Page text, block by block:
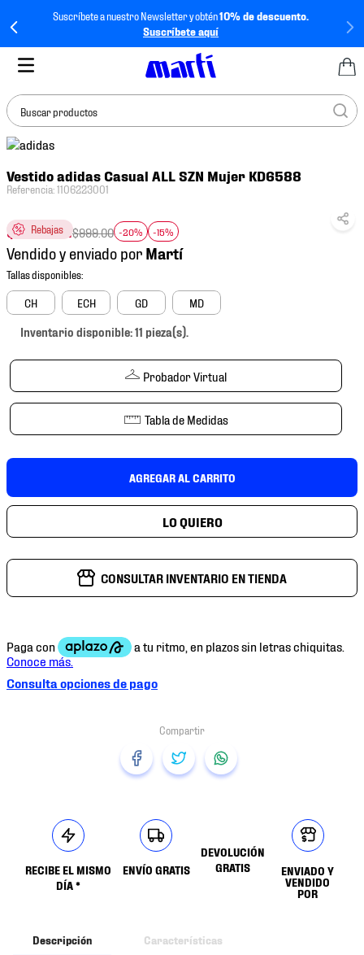
Suscríbete a nuestro Newsletter y obtén10% de descuento.
Suscríbete aquí
Buscar productos
Vestido adidas Casual ALL SZN Mujer KD6588
Referencia:1106223001
Rebajas
$679.32$999.00 -20% -15%
Vendido y enviado por
CH ECH GD MD
Inventario disponible: 11 pieza(s).
Probador Virtual
Tabla de Medidas
AGREGAR AL CARRITO
CONSULTAR INVENTARIO EN TIENDA
Consulta opciones de pago
RECIBE EL MISMO
DÍA *
ENVÍO GRATIS
DEVOLUCIÓN
GRATIS
ENVIADO Y
VENDIDO
POR
Descripción Características
BUSCADOS
2.
tenis hombre
3.
tenis
4.
tenis futbol
5.
mochila
8.
chivas
10. tenis nike